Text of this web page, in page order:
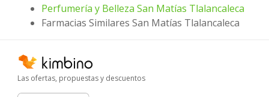
Perfumería y Belleza San Matías Tlalancaleca
Farmacias Similares San Matías Tlalancaleca
Las ofertas, propuestas y descuentos